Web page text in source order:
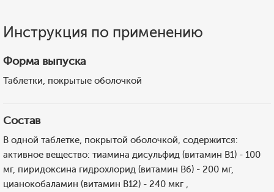
Инструкция по применению
Форма выпуска
Таблетки, покрытые оболочкой
Состав
В одной таблетке, покрытой оболочкой, содержится:
активное вещество: тиамина дисульфид (витамин B1) - 100
мг, пиридоксина гидрохлорид (витамин Вб) - 200 мг,
цианокобаламин (витамин В12) - 240 мкг ,